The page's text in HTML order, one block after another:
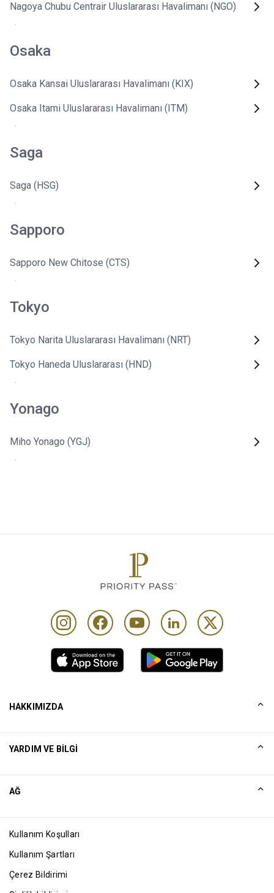
Nagoya Chubu Centrair Uluslararası Havalimanı (NGO)
Osaka
Osaka Kansai Uluslararası Havalimanı (KIX)
Osaka Itami Uluslararası Havalimanı (ITM)
Saga
Saga (HSG)
Sapporo
Sapporo New Chitose (CTS)
Tokyo
Tokyo Narita Uluslararası Havalimanı (NRT)
Tokyo Haneda Uluslararası (HND)
Yonago
Miho Yonago (YGJ)
HAKKIMIZDA
Excellence Awards
Blog
YARDIM VE BILGI
AĞ
Kullanım Koşulları
Kullanım Şartları
Çerez Bildirimi